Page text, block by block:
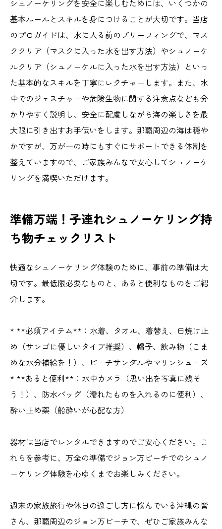
シュノーケリングを安全に楽しむためには、いくつかの
基本ルールとスキルを身につけることが大切です。当店
のプロガイドは、水に入る前のブリーフィングで、マス
ククリア（マスクに入った水を出す方法）やシュノーケ
ルクリア（シュノーケルに入った水を出す方法）といっ
た基本的なスキルを丁寧にレクチャーします。また、水
中でのジェスチャーや危険生物に関する注意点なども分
かりやすく説明し、安全に配慮しながら海の楽しさを最
大限に引き出すお手伝いをします。那覇周辺の海は穏や
かですが、万が一の時にもすぐにサポートできる体制を
整えていますので、ご家族みんなで安心してシュノーケ
リングを満喫いただけます。
準備万端！子連れシュノーケリング持
ち物チェックリスト
快適なシュノーケリング体験のために、事前の準備は大
切です。最低限必要なものと、あると便利なものをご紹
介します。
* **必須アイテム**：水着、タオル、着替え、日焼け止
め（サンゴに優しいタイプ推奨）、帽子、飲み物（こま
めな水分補給を！）、ビーチサンダルやマリンシューズ
* **あると便利**：水中カメラ（思い出を写真に残そ
う！）、防水バッグ（濡れたものを入れるのに便利）、
酔い止め薬（船酔いが心配な方）
器材は当店でレンタルできますのでご安心ください。こ
れらを参考に、万全の準備でジョン万ビーチでのシュノ
ーケリング体験を心ゆくまでお楽しみください。
週末の家族旅行や休日の過ごし方に悩んでいる沖縄の皆
さん、那覇周辺のジョン万ビーチで、ぜひご家族みんな